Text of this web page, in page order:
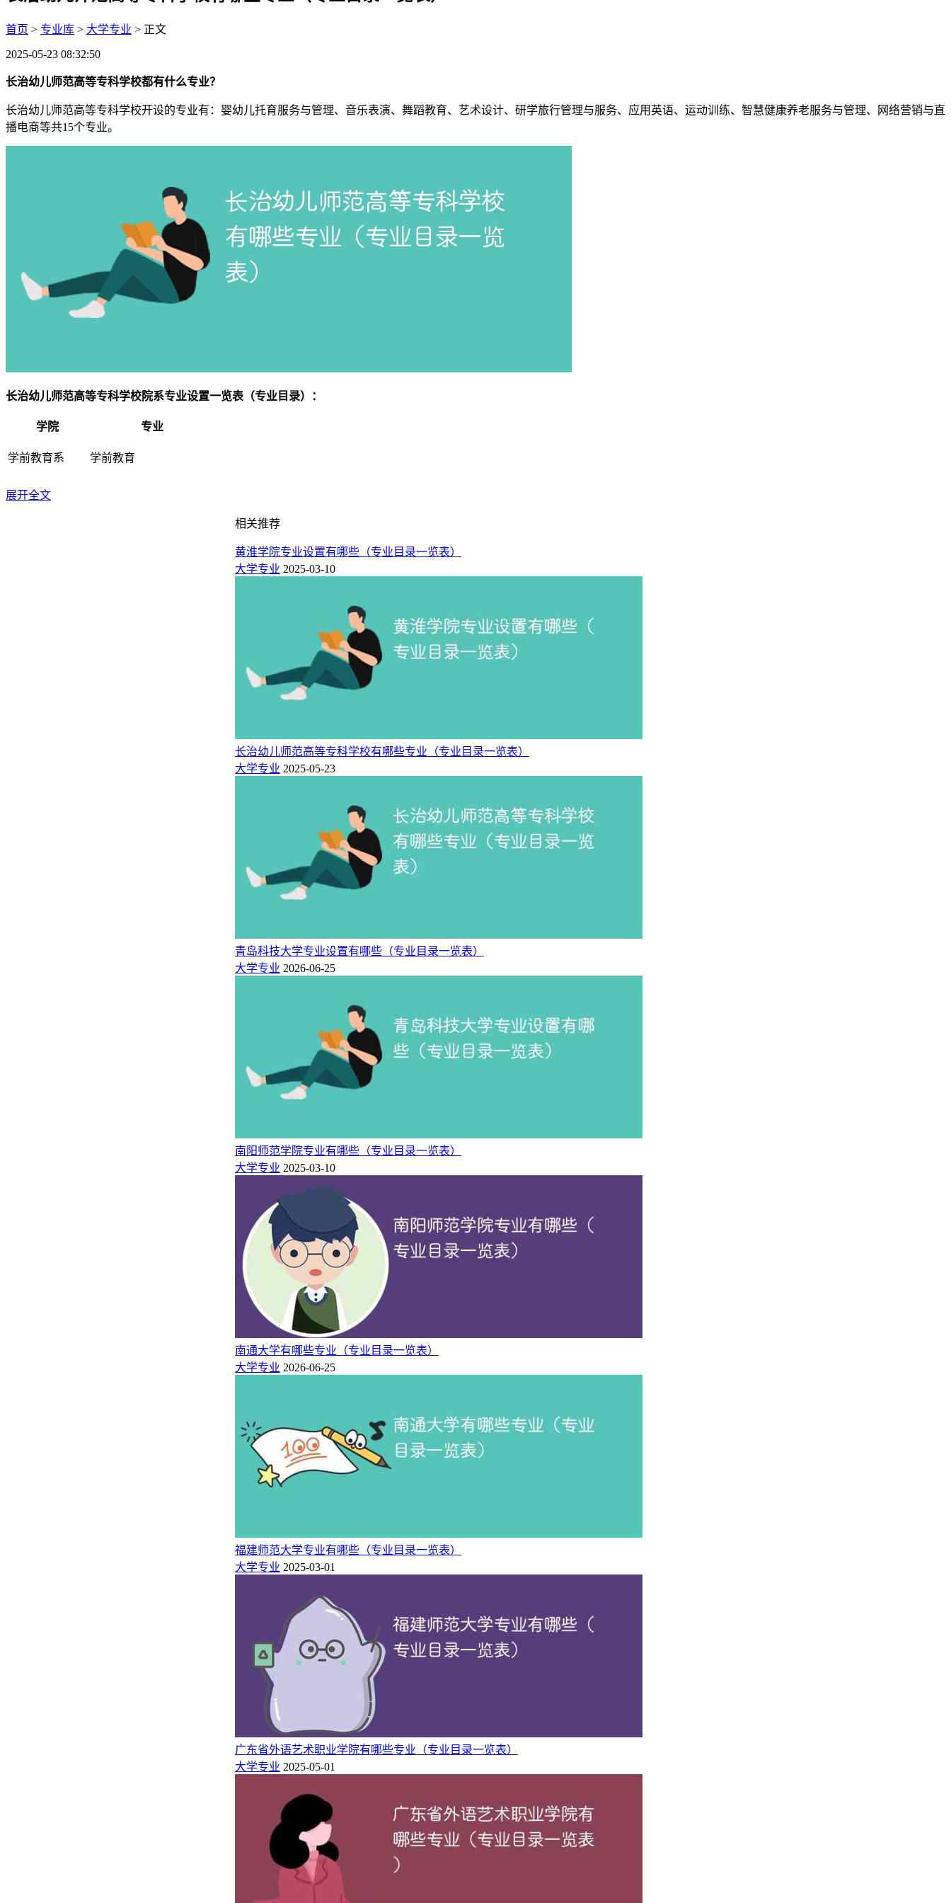
首页 > 专业库 > 大学专业 > 正文
2025-05-23 08:32:50
长治幼儿师范高等专科学校都有什么专业？
长治幼儿师范高等专科学校开设的专业有：婴幼儿托育服务与管理、音乐表演、舞蹈教育、艺术设计、研学旅行管理与服务、应用英语、运动训练、智慧健康养老服务与管理、网络营销与直
播电商等共15个专业。
长治幼儿师范高等专科学校院系专业设置一览表（专业目录）：
学院 专业
学前教育系 学前教育
长治幼儿师范高等专科学校（简称长治幼专）是晋东南唯一一所由山西省人民政府批准、国家教育部备案、面向全省招生的全日制幼儿师范高等专科学校，是以培养学前教育师资为主的专科
层次高等学校。学校由长治市人民政府管理,教学工作接受省教育厅指导。
长治幼专位于“中国特色魅力城市”长治市（潞州区捉马西大街356号），建设项目总投资101996.36万元,于2017年5月开工建设、2017年12月列入《山西省“十三五”高等学校设置规划》、2020
展开全文
相关推荐
黄淮学院专业设置有哪些（专业目录一览表）
大学专业 2025-03-10
长治幼儿师范高等专科学校有哪些专业（专业目录一览表）
大学专业 2025-05-23
青岛科技大学专业设置有哪些（专业目录一览表）
大学专业 2026-06-25
南阳师范学院专业有哪些（专业目录一览表）
大学专业 2025-03-10
南通大学有哪些专业（专业目录一览表）
大学专业 2026-06-25
福建师范大学专业有哪些（专业目录一览表）
大学专业 2025-03-01
广东省外语艺术职业学院有哪些专业（专业目录一览表）
大学专业 2025-05-01